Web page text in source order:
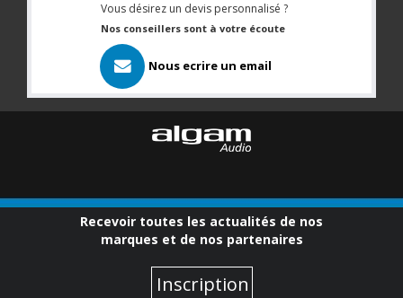
Vous désirez un devis personnalisé ?
Nos conseillers sont à votre écoute
Nous ecrire un email
Recevoir toutes les actualités de nos
marques et de nos partenaires
Inscription